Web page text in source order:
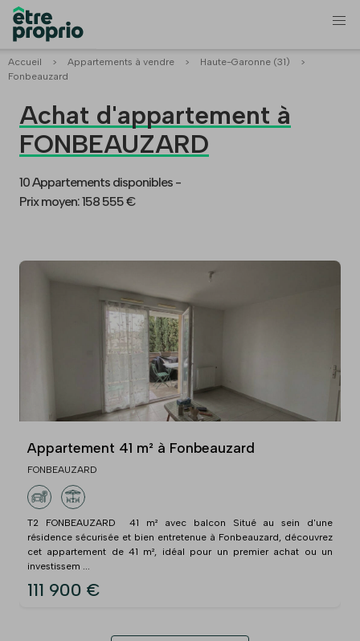
Accueil > Appartements à vendre > Haute-Garonne (31)
>
Fonbeauzard
Achat d'appartement à
FONBEAUZARD
10 Appartements disponibles -
Prix moyen: 158 555 €
Appartement 41 m² à Fonbeauzard
FONBEAUZARD
T2 FONBEAUZARD  41 m² avec balcon Situé au sein d'une
résidence sécurisée et bien entretenue à Fonbeauzard, découvrez
cet appartement de 41 m², idéal pour un premier achat ou un
investissem ...
111 900 €